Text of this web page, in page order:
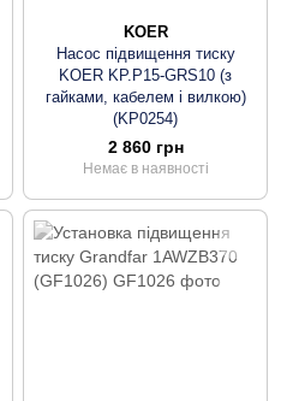
KOER
Насос підвищення тиску
KOER KP.P15-GRS10 (з
гайками, кабелем і вилкою)
(KP0254)
2 860 грн
Немає в наявності